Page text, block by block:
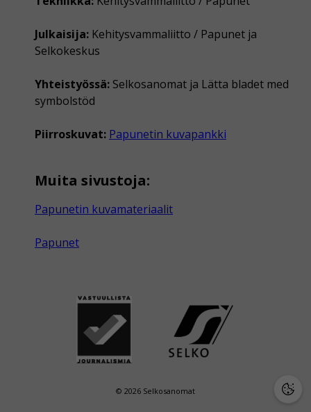
Julkaisija: Kehitysvammaliitto / Papunet ja
Selkokeskus
Yhteistyössä: Selkosanomat ja Lätta bladet med
symbolstöd
Piirroskuvat: Papunetin kuvapankki
Muita sivustoja:
Papunetin kuvamateriaalit
Papunet
© 2026 Selkosanomat